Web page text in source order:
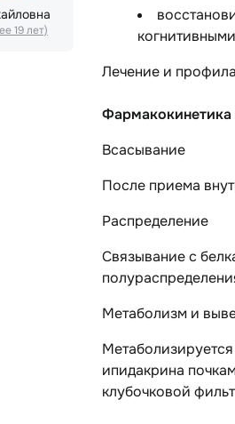
19 лет)
Лечение и
Фармакокинетика
Всасывание
После приема
Распределение
Связывание с
Метаболизм и
ипидакрина
клубочковой